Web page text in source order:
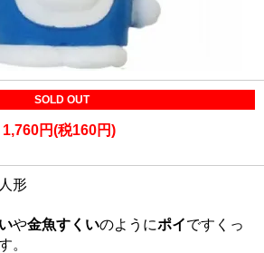
SOLD OUT
1,760円(税160円)
形
や金魚すくいのようにポイですくっ
。